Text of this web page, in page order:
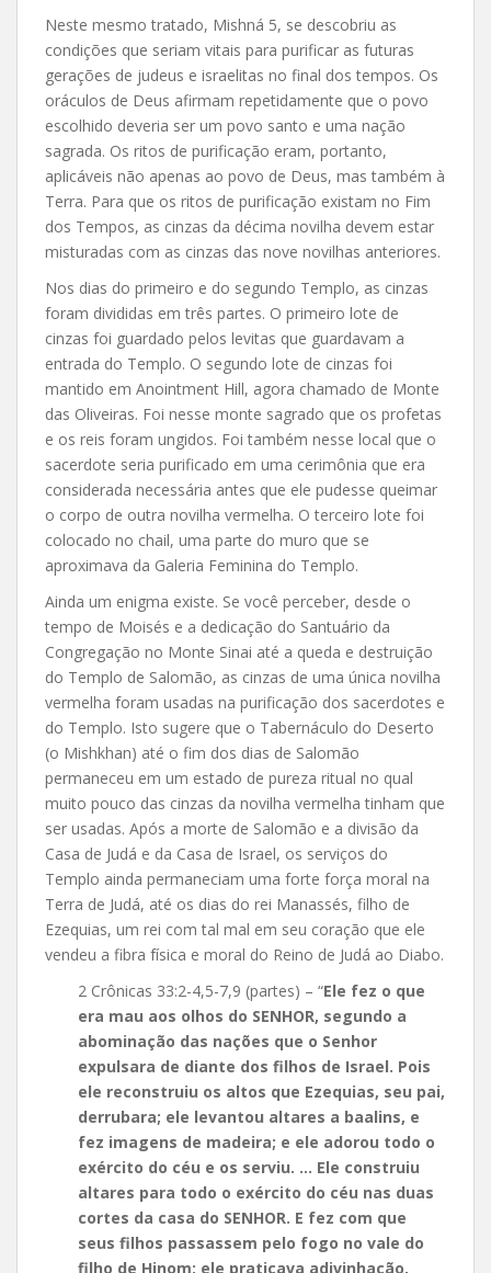
Neste mesmo tratado, Mishná 5, se descobriu as
condições que seriam vitais para purificar as futuras
gerações de judeus e israelitas no final dos tempos. Os
oráculos de Deus afirmam repetidamente que o povo
escolhido deveria ser um povo santo e uma nação
sagrada. Os ritos de purificação eram, portanto,
aplicáveis ​​não apenas ao povo de Deus, mas também à
Terra. Para que os ritos de purificação existam no Fim
dos Tempos, as cinzas da décima novilha devem estar
misturadas com as cinzas das nove novilhas anteriores.
Nos dias do primeiro e do segundo Templo, as cinzas
foram divididas em três partes. O primeiro lote de
cinzas foi guardado pelos levitas que guardavam a
entrada do Templo. O segundo lote de cinzas foi
mantido em Anointment Hill, agora chamado de Monte
das Oliveiras. Foi nesse monte sagrado que os profetas
e os reis foram ungidos. Foi também nesse local que o
sacerdote seria purificado em uma cerimônia que era
considerada necessária antes que ele pudesse queimar
o corpo de outra novilha vermelha. O terceiro lote foi
colocado no chail, uma parte do muro que se
aproximava da Galeria Feminina do Templo.
Ainda um enigma existe. Se você perceber, desde o
tempo de Moisés e a dedicação do Santuário da
Congregação no Monte Sinai até a queda e destruição
do Templo de Salomão, as cinzas de uma única novilha
vermelha foram usadas na purificação dos sacerdotes e
do Templo. Isto sugere que o Tabernáculo do Deserto
(o Mishkhan) até o fim dos dias de Salomão
permaneceu em um estado de pureza ritual no qual
muito pouco das cinzas da novilha vermelha tinham que
ser usadas. Após a morte de Salomão e a divisão da
Casa de Judá e da Casa de Israel, os serviços do
Templo ainda permaneciam uma forte força moral na
Terra de Judá, até os dias do rei Manassés, filho de
Ezequias, um rei com tal mal em seu coração que ele
vendeu a fibra física e moral do Reino de Judá ao Diabo.
2 Crônicas 33:2-4,5-7,9 (partes) – “Ele fez o que
era mau aos olhos do SENHOR, segundo a
abominação das nações que o Senhor
expulsara de diante dos filhos de Israel. Pois
ele reconstruiu os altos que Ezequias, seu pai,
derrubara; ele levantou altares a baalins, e
fez imagens de madeira; e ele adorou todo o
exército do céu e os serviu. … Ele construiu
altares para todo o exército do céu nas duas
cortes da casa do SENHOR. E fez com que
seus filhos passassem pelo fogo no vale do
filho de Hinom; ele praticava adivinhação,